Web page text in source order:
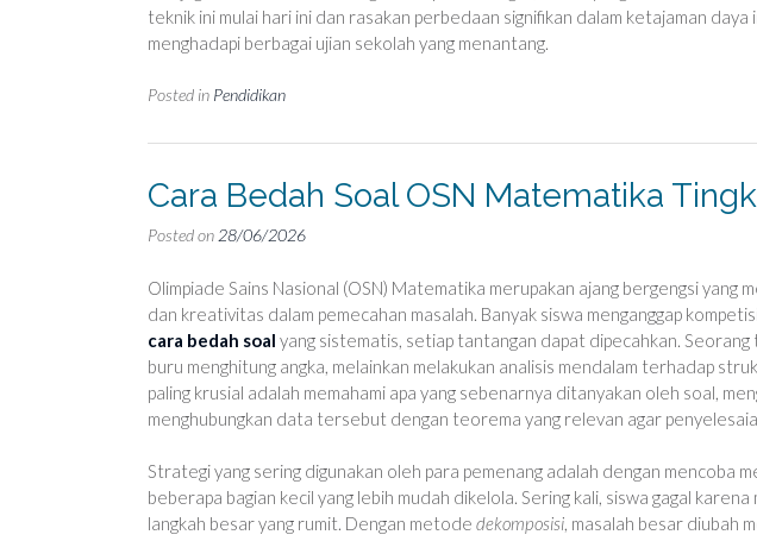
teknik ini mulai hari ini dan rasakan perbedaan signifikan dalam ketajaman
menghadapi berbagai ujian sekolah yang menantang.
Posted in Pendidikan
Cara Bedah Soal OSN Matematika
Posted on 28/06/2026
Olimpiade Sains Nasional (OSN) Matematika merupakan ajang bergengsi yang
dan kreativitas dalam pemecahan masalah. Banyak siswa menganggap
cara bedah soal yang sistematis, setiap tantangan dapat dipecahkan.
buru menghitung angka, melainkan melakukan analisis mendalam terhadap
paling krusial adalah memahami apa yang sebenarnya ditanyakan oleh soal,
menghubungkan data tersebut dengan teorema yang relevan agar
Strategi yang sering digunakan oleh para pemenang adalah dengan mencoba
beberapa bagian kecil yang lebih mudah dikelola. Sering kali, siswa gagal
langkah besar yang rumit. Dengan metode dekomposisi, masalah besar diubah